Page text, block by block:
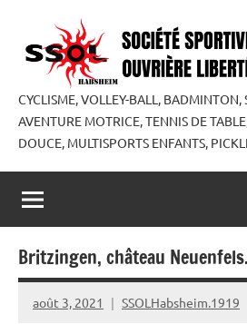
contenu
CYCLISME, VOLLEY-BALL, BADMINTON,
AVENTURE MOTRICE, TENNIS DE
DOUCE, MULTISPORTS ENFANTS,
Britzingen, château
août 3, 2021 SSOLHabsheim.1919